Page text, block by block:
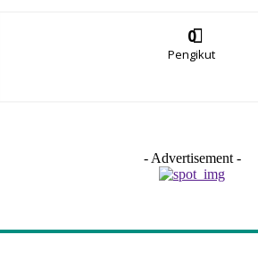
0
Pengikut
- Advertisement -